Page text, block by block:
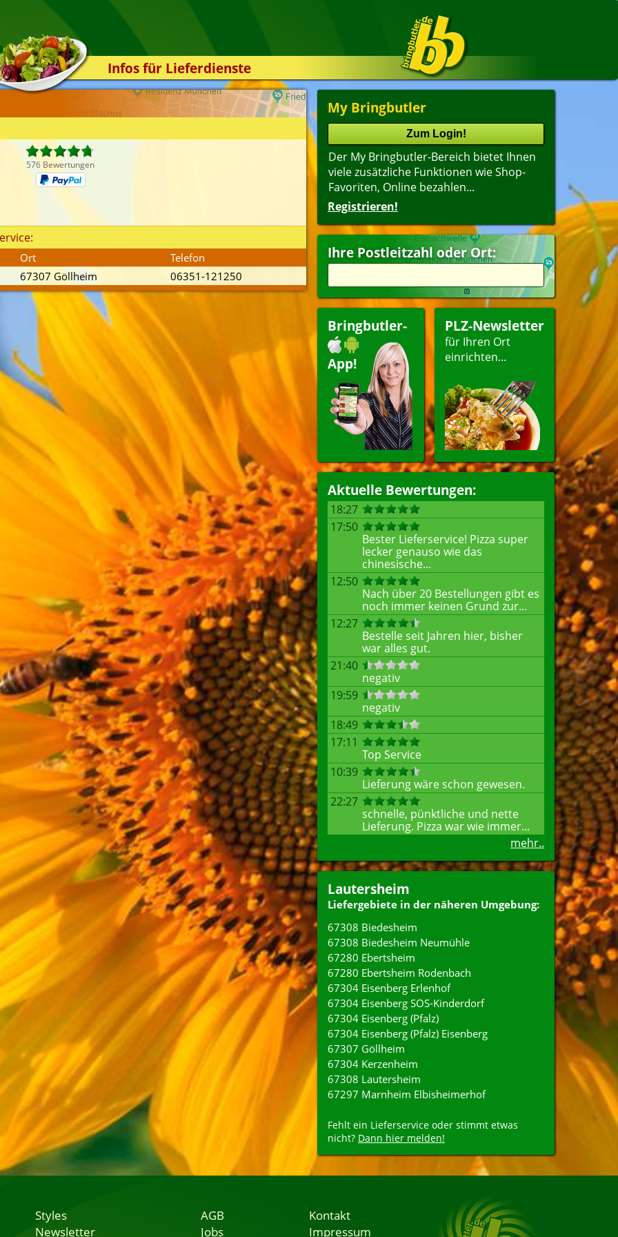
Infos für Lieferdienste
Kassensystem
Zuverlässigkeit
Kontakt
My Bringbutler
Der My Bringbutler-Bereich bietet Ihnen
viele zusätzliche Funktionen wie Shop-
Favoriten, Online bezahlen...
Registrieren!
Ihre Postleitzahl oder Ort:
Bringbutler-
App!
PLZ-Newsletter
für Ihren Ort
einrichten...
Aktuelle Bewertungen:
18:27
17:50
Bester Lieferservice! Pizza super
lecker genauso wie das
chinesische...
12:50
Nach über 20 Bestellungen gibt es
noch immer keinen Grund zur...
12:27
Bestelle seit Jahren hier, bisher
war alles gut.
21:40
negativ
19:59
negativ
18:49
17:11
Top Service
10:39
Lieferung wäre schon gewesen.
22:27
schnelle, pünktliche und nette
Lieferung. Pizza war wie immer...
mehr..
Lautersheim
Liefergebiete in der näheren Umgebung:
67308 Biedesheim
67308 Biedesheim Neumühle
67280 Ebertsheim
67280 Ebertsheim Rodenbach
67304 Eisenberg Erlenhof
67304 Eisenberg SOS-Kinderdorf
67304 Eisenberg (Pfalz)
67304 Eisenberg (Pfalz) Eisenberg
67307 Göllheim
67304 Kerzenheim
67308 Lautersheim
67297 Marnheim Elbisheimerhof
Fehlt ein Lieferservice oder stimmt etwas
nicht? Dann hier melden!
576 Bewertungen
Ort
Telefon
67307 Göllheim 06351-121250
Styles
Newsletter
AGB
Jobs
Kontakt
Impressum